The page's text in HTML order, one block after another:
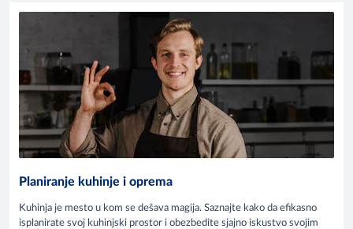
Planiranje kuhinje i oprema
Kuhinja je mesto u kom se dešava magija. Saznajte kako da efikasno
isplanirate svoj kuhinjski prostor i obezbedite sjajno iskustvo svojim